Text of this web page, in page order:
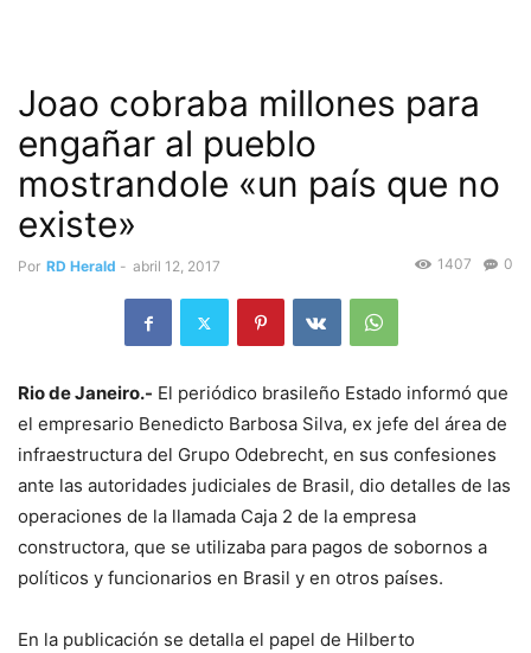
Joao cobraba millones para
engañar al pueblo
mostrandole «un país que no
existe»
Por RD Herald - abril 12, 2017 0
1407
Rio de Janeiro.- El periódico brasileño Estado informó que
el empresario Benedicto Barbosa Silva, ex jefe del área de
infraestructura del Grupo Odebrecht, en sus confesiones
ante las autoridades judiciales de Brasil, dio detalles de las
operaciones de la llamada Caja 2 de la empresa
constructora, que se utilizaba para pagos de sobornos a
políticos y funcionarios en Brasil y en otros países.
En la publicación se detalla el papel de Hilberto